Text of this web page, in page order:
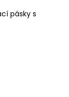
pásky s